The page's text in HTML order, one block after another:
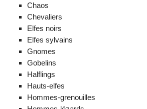
Chaos
Chevaliers
Elfes noirs
Elfes sylvains
Gnomes
Gobelins
Halflings
Hauts-elfes
Hommes-grenouilles